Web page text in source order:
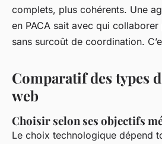
complets, plus cohérents. Une
en PACA sait avec qui
sans surcoût de coordination.
Comparatif des types
web
Choisir selon ses objectifs
Le choix technologique dépend